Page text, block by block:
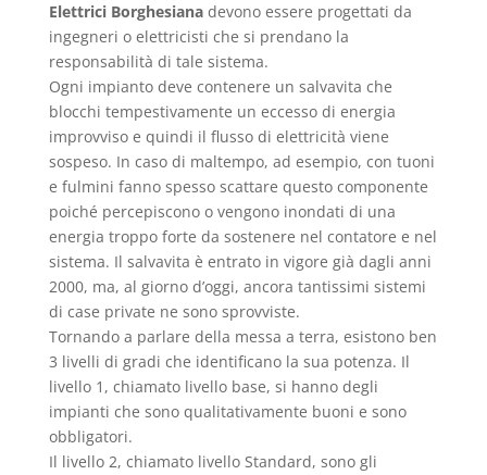
Elettrici Borghesianadevono essere progettati da
ingegneri o elettricisti che si prendano la
responsabilità di tale sistema.
Ogni impianto deve contenere un salvavita che
blocchi tempestivamente un eccesso di energia
improvviso e quindi il flusso di elettricità viene
sospeso. In caso di maltempo, ad esempio, con tuoni
e fulmini fanno spesso scattare questo componente
poiché percepiscono o vengono inondati di una
energia troppo forte da sostenere nel contatore e nel
sistema. Il salvavita è entrato in vigore già dagli anni
2000, ma, al giorno d’oggi, ancora tantissimi sistemi
di case private ne sono sprovviste.
Tornando a parlare della messa a terra, esistono ben
3 livelli di gradi che identificano la sua potenza. Il
livello 1, chiamato livello base, si hanno degli
impianti che sono qualitativamente buoni e sono
obbligatori.
Il livello 2, chiamato livello Standard, sono gli